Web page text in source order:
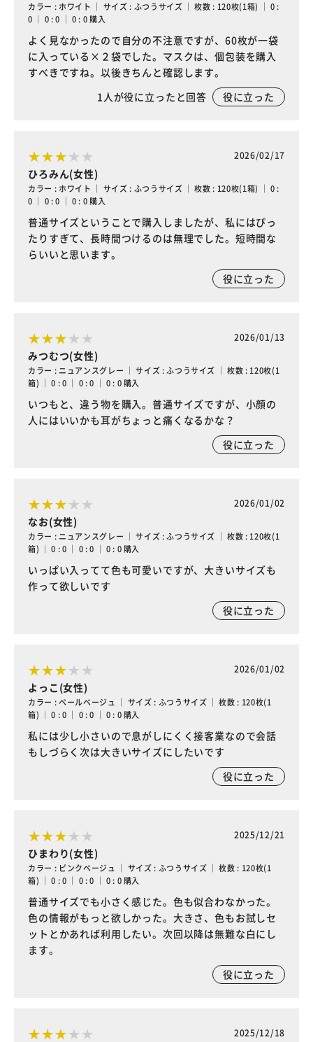
カラー : ホワイト ｜ サイズ : ふつうサイズ ｜ 枚数 : 120枚(1箱) ｜ 0 :
0 ｜ 0 : 0 ｜ 0 : 0 購入
よく見なかったので自分の不注意ですが、60枚が一袋
に入っている×２袋でした。マスクは、個包装を購入
すべきですね。以後きちんと確認します。
1人が役に立ったと回答 役に立った
2026/02/17
ひろみん(女性)
カラー : ホワイト ｜ サイズ : ふつうサイズ ｜ 枚数 : 120枚(1箱) ｜ 0 :
0 ｜ 0 : 0 ｜ 0 : 0 購入
普通サイズということで購入しましたが、私にはぴっ
たりすぎて、長時間つけるのは無理でした。短時間な
らいいと思います。
役に立った
2026/01/13
みつむつ(女性)
カラー : ニュアンスグレー ｜ サイズ : ふつうサイズ ｜ 枚数 : 120枚(1
箱) ｜ 0 : 0 ｜ 0 : 0 ｜ 0 : 0 購入
いつもと、違う物を購入。普通サイズですが、小顔の
人にはいいかも耳がちょっと痛くなるかな？
役に立った
2026/01/02
なお(女性)
カラー : ニュアンスグレー ｜ サイズ : ふつうサイズ ｜ 枚数 : 120枚(1
箱) ｜ 0 : 0 ｜ 0 : 0 ｜ 0 : 0 購入
いっぱい入ってて色も可愛いですが、大きいサイズも
作って欲しいです
役に立った
2026/01/02
よっこ(女性)
カラー : ペールベージュ ｜ サイズ : ふつうサイズ ｜ 枚数 : 120枚(1
箱) ｜ 0 : 0 ｜ 0 : 0 ｜ 0 : 0 購入
私には少し小さいので息がしにくく接客業なので会話
もしづらく次は大きいサイズにしたいです
役に立った
2025/12/21
ひまわり(女性)
カラー : ピンクベージュ ｜ サイズ : ふつうサイズ ｜ 枚数 : 120枚(1
箱) ｜ 0 : 0 ｜ 0 : 0 ｜ 0 : 0 購入
普通サイズでも小さく感じた。色も似合わなかった。
色の情報がもっと欲しかった。大きさ、色もお試しセ
ットとかあれば利用したい。次回以降は無難な白にし
ます。
役に立った
2025/12/18